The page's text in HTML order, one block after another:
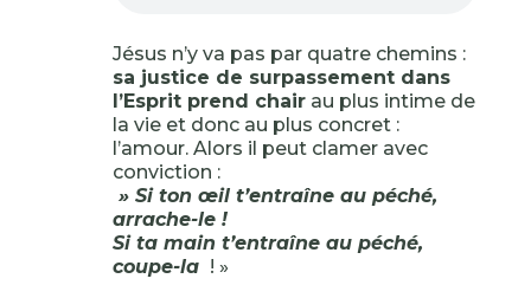
Jésus n’y va pas par quatre chemins :
sa justice de surpassement dans
l’Esprit prend chairau plus intime de
la vie et donc au plus concret :
l’amour. Alors il peut clamer avec
conviction :
» Si ton œil t’entraîne au péché,
arrache-le !
Si ta main t’entraîne au péché,
coupe-la ! »